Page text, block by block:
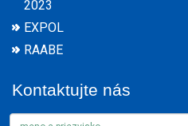
2023
EXPOL
RAABE
Kontaktujte nás